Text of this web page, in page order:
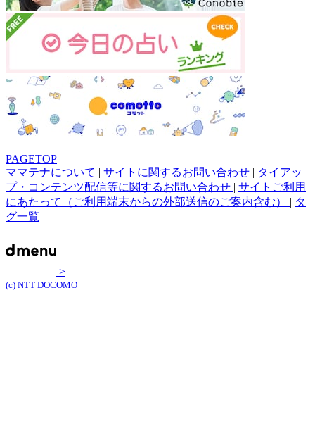
PAGETOP
ママテナについて | サイトに関するお問い合わせ | タイアッ
プ・コンテンツ配信等に関するお問い合わせ | サイトご利用
にあたって（ご利用端末からの外部送信のご案内含む） | タ
グ一覧
>
(c) NTT DOCOMO